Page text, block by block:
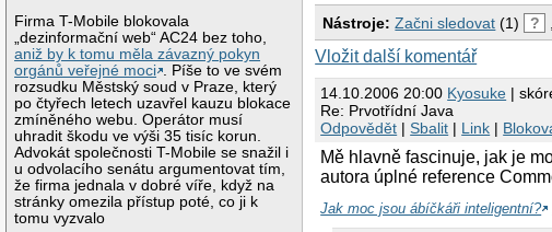
Firma T-Mobile blokovala
„dezinformační web“ AC24 bez toho,
aniž by k tomu měla závazný pokyn
orgánů veřejné moci . Píše to ve svém
rozsudku Městský soud v Praze, který
po čtyřech letech uzavřel kauzu blokace
zmíněného webu. Operátor musí
uhradit škodu ve výši 35 tisíc korun.
Advokát společnosti T-Mobile se snažil i
u odvolacího senátu argumentovat tím,
že firma jednala v dobré víře, když na
stránky omezila přístup poté, co ji k
tomu vyzvalo
Nástroje: Začni sledovat (1) ?
Vložit další komentář
14.10.2006 20:00 Kyosuke |
Re: Prvotřídní Java
Odpovědět |Sbalit | Link |
Mě hlavně fascinuje, jak je
autora úplné reference
Jak moc jsou ábíčkáři inteligentní?